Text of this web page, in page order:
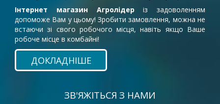
Інтернет магазин Агролідер із задоволенням
допоможе Вам у цьому! Зробити замовлення, можна не
встаючи зі свого робочого місця, навіть якщо Ваше
робоче місце в комбайні!
ДОКЛАДНІШЕ
ЗВ'ЯЖІТЬСЯ З НАМИ